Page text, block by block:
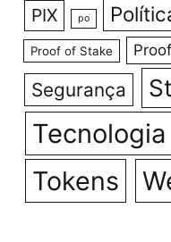
PIX po
Proof of Stake
Segurança
Tecnologia
Tokens